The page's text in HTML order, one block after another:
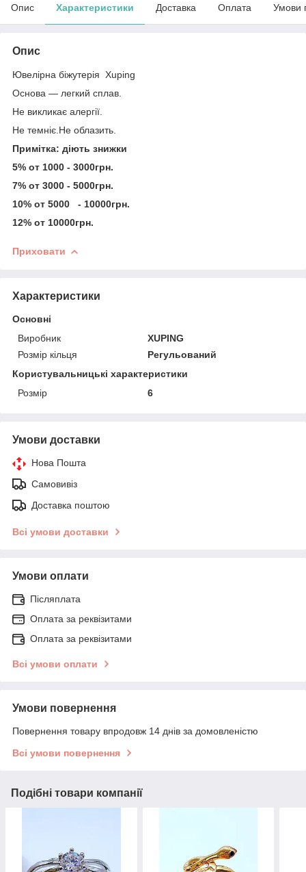
Опис Характеристики Доставка Оплата Умови
Опис
Ювелірна біжутерія Xuping
Основа — легкий сплав.
Не викликає алергії.
Не темніє.Не облазить.
Примітка: діють знижки
5% от 1000 - 3000грн.
7% от 3000 - 5000грн.
10% от 5000 - 10000грн.
12% от 10000грн.
Приховати
Характеристики
Основні
Виробник
XUPING
Розмір кільця
Регульований
Користувальницькі характеристики
Розмір
6
Умови доставки
Нова Пошта
Самовивіз
Доставка поштою
Всі умови доставки
Умови оплати
Післяплата
Оплата за реквізитами
Оплата за реквізитами
Всі умови оплати
Умови повернення
Повернення товару впродовж 14 днів за домовленістю
Всі умови повернення
Подібні товари компанії